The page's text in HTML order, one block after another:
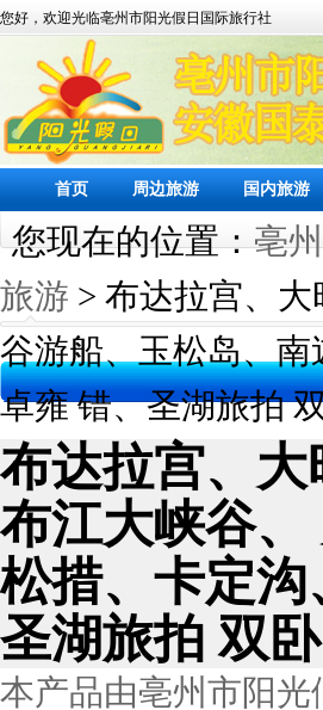
您好，欢迎光临亳州市阳光假日国际旅行社
首页 周边旅游 国内旅游
您现在的位置：亳
旅游 > 布达拉宫、
谷游船、玉松岛、
卓雍 错、圣湖旅拍
布达拉宫、
布江大峡谷
松措、卡定
圣湖旅拍 双卧
本产品由亳州市阳